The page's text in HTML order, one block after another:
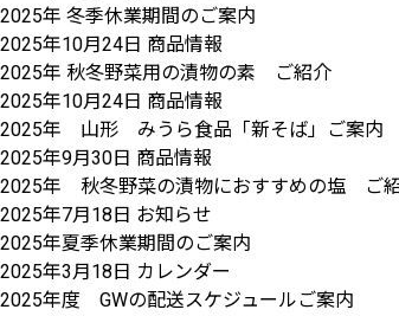
2025年 冬季休業期間のご案内
2025年10月24日 商品情報
2025年 秋冬野菜用の漬物の素 ご紹介
2025年10月24日 商品情報
2025年 山形 みうら食品「新そば」ご案内
2025年9月30日 商品情報
2025年 秋冬野菜の漬物におすすめの塩 ご
2025年7月18日 お知らせ
2025年夏季休業期間のご案内
2025年3月18日 カレンダー
2025年度 GWの配送スケジュールご案内